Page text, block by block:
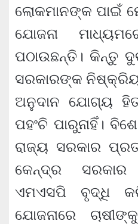
ଲୋକମାନଙ୍କ ପାଇଁ
ଯୋଜନା
ପଠାଉଛନ୍ତି। କିନ୍ତୁ
ସରକାରଙ୍କ
ଅନୁଦାନ ଯୋଗ୍ୟ
ପହଂଚି ପାରୁନାହିଁ।
ରାଜ୍ୟ ସରକାର
କେନ୍ଦ୍ର
ଏମଏସପି ବୃଦ୍ଧି
ଯୋଜନାରେ